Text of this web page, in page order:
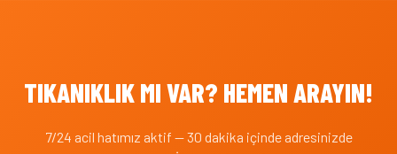
TIKANIKLIK MI VAR? HEMEN ARAYIN!
7/24 acil hatımız aktif — 30 dakika içinde adresinizde